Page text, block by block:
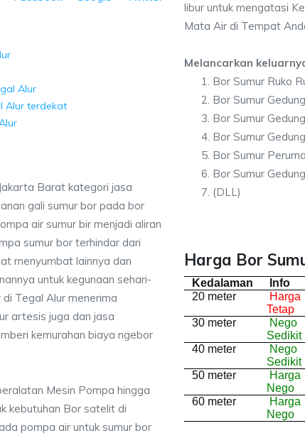
Alur
Alur terdekat
Barat kategori jasa
gali sumur bor pada bor
air sumur bir menjadi aliran
sumur bor terhindar dari
menyumbat lainnya dan
untuk kegunaan sehari-
Tegal Alur menerima
artesis juga dan jasa
kemurahan biaya ngebor
Mesin Pompa hingga
kebutuhan Bor satelit di
pompa air untuk sumur bor
libur untuk mengatasi
Mata Air di Tempat
Melancarkan
Bor Sumur Ruko
Bor Sumur
Bor Sumur
Bor Sumur
Bor Sumur
Bor Sumur
(DLL)
Harga Bor
Kedalaman Info
20 meter
Harga
Tetap
30 meter
Nego
Sedikit
40 meter
Nego
Sedikit
50 meter
Harga
Nego
60 meter
Harga
Nego